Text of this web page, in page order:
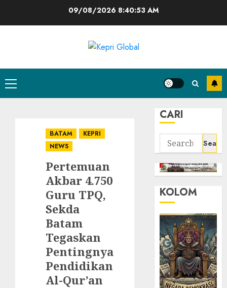
09/08/2026 8:40:54 AM
Primary
Menu
BATAM
KEPRI
NEWS
Pertemuan
Akbar 4.750
Guru TPQ,
Sekda
Batam
Tegaskan
Pentingnya
Pendidikan
Al-Qur’an
CARI
Search
for:
KOLOM